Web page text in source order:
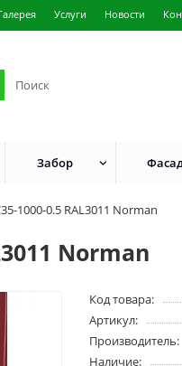
Услуги Новости
Забор
1000-0.5 RAL3011 Norman
Norman
Код товара:
Артикул:
Производитель:
Наличие: